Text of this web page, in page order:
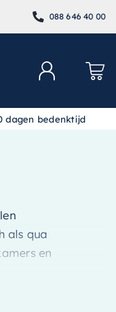
088 646 40 00
dagen bedenktijd
als qua
en